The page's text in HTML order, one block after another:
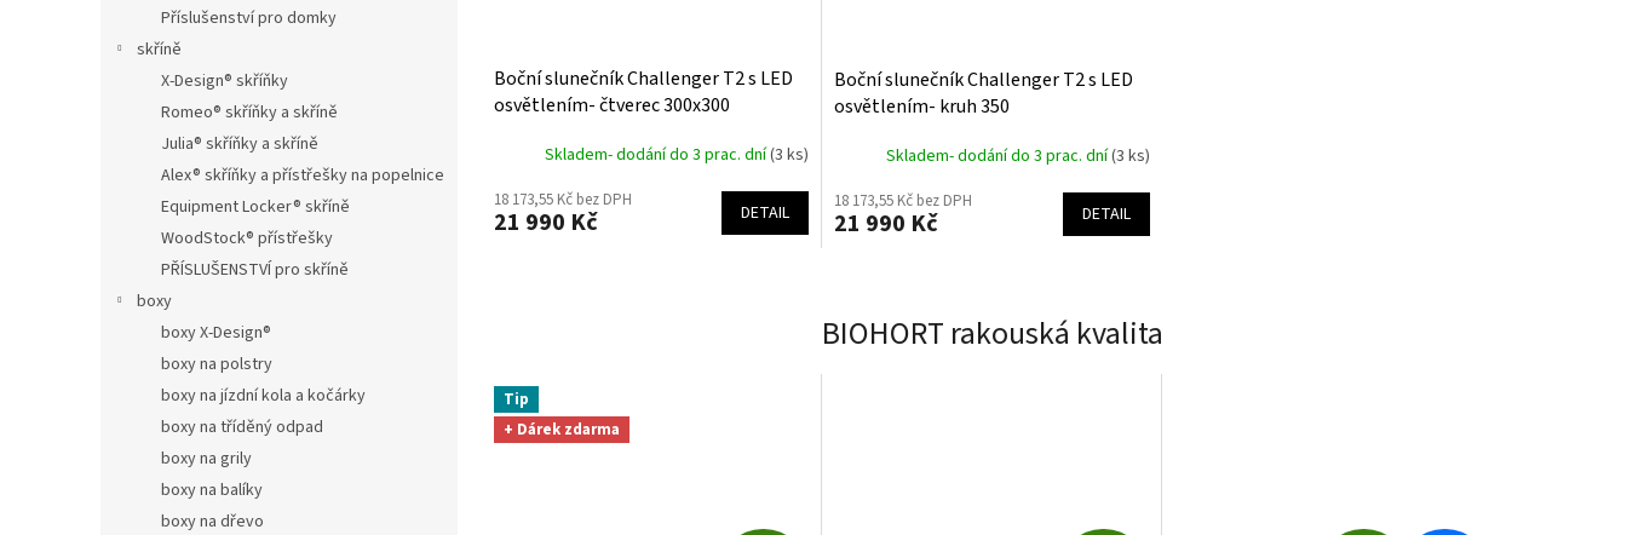
Příslušenství pro domky
skříně
X-Design® skříňky
Romeo® skříňky a skříně
Julia® skříňky a skříně
Alex® skříňky a přístřešky na popelnice
Equipment Locker® skříně
WoodStock® přístřešky
PŘÍSLUŠENSTVÍ pro skříně
boxy
boxy X-Design®
boxy na polstry
boxy na jízdní kola a kočárky
boxy na tříděný odpad
boxy na grily
boxy na balíky
boxy na dřevo
Boční slunečník Challenger T2 s LED
osvětlením- čtverec 300x300
Skladem- dodání do 3 prac. dní(3 ks)
18 173,55 Kč bez DPH
21 990 Kč DETAIL
Boční slunečník Challenger T2 s LED
osvětlením- kruh 350
Skladem- dodání do 3 prac. dní(3 ks)
18 173,55 Kč bez DPH
21 990 Kč DETAIL
BIOHORT rakouská kvalita
Tip
+ Dárek zdarma